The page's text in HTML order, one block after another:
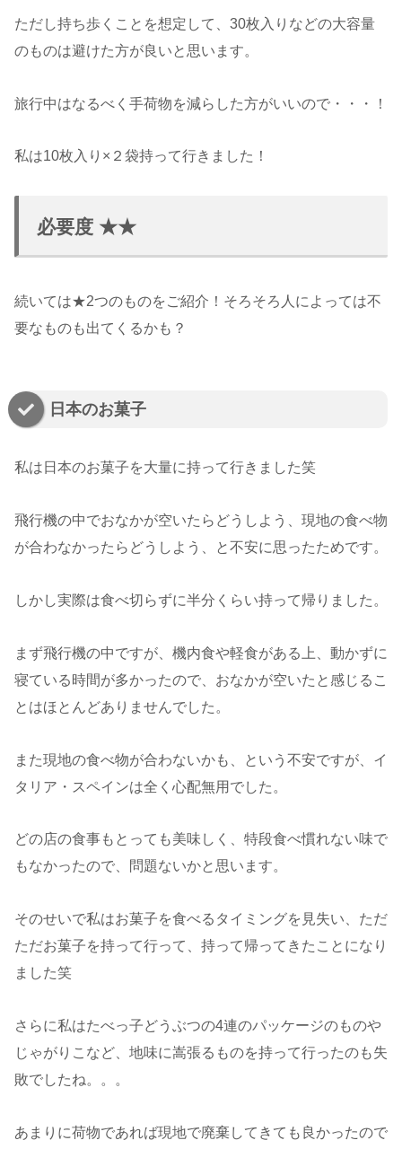
ただし持ち歩くことを想定して、30枚入りなどの大容量
のものは避けた方が良いと思います。
旅行中はなるべく手荷物を減らした方がいいので・・・！
私は10枚入り×２袋持って行きました！
必要度 ★★
続いては★2つのものをご紹介！そろそろ人によっては不
要なものも出てくるかも？
日本のお菓子
私は日本のお菓子を大量に持って行きました笑
飛行機の中でおなかが空いたらどうしよう、現地の食べ物
が合わなかったらどうしよう、と不安に思ったためです。
しかし実際は食べ切らずに半分くらい持って帰りました。
まず飛行機の中ですが、機内食や軽食がある上、動かずに
寝ている時間が多かったので、おなかが空いたと感じるこ
とはほとんどありませんでした。
また現地の食べ物が合わないかも、という不安ですが、イ
タリア・スペインは全く心配無用でした。
どの店の食事もとっても美味しく、特段食べ慣れない味で
もなかったので、問題ないかと思います。
そのせいで私はお菓子を食べるタイミングを見失い、ただ
ただお菓子を持って行って、持って帰ってきたことになり
ました笑
さらに私はたべっ子どうぶつの4連のパッケージのものや
じゃがりこなど、地味に嵩張るものを持って行ったのも失
敗でしたね。。。
あまりに荷物であれば現地で廃棄してきても良かったので